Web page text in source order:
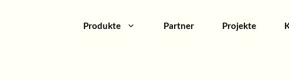
Produkte Partner Projekte